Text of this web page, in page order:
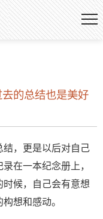
的总结也是美好
，更是以后对自己
在一本纪念册上，
候，自己会有意想
想和感动。